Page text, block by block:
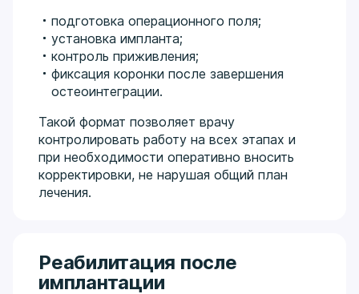
подготовка операционного поля;
установка импланта;
контроль приживления;
фиксация коронки после завершения
остеоинтеграции.
Такой формат позволяет врачу
контролировать работу на всех этапах и
при необходимости оперативно вносить
корректировки, не нарушая общий план
лечения.
Реабилитация после
имплантации